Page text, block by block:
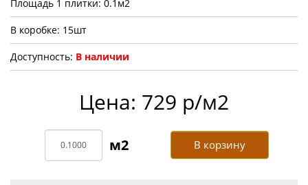
Площадь 1 плитки: 0.1м2
В коробке: 15шт
Доступность: В наличии
Цена: 729 р/м2
В корзину